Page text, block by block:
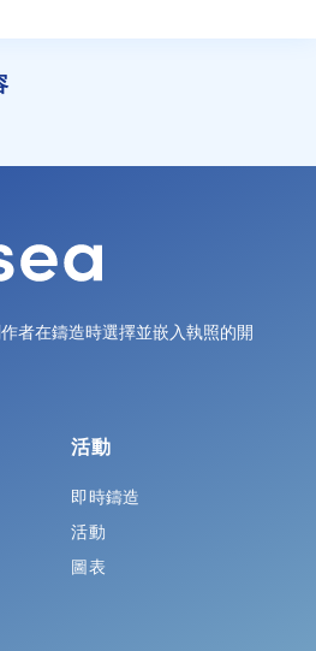
者在鑄造時選擇並嵌入執照的開
活動
即時鑄造
活動
圖表